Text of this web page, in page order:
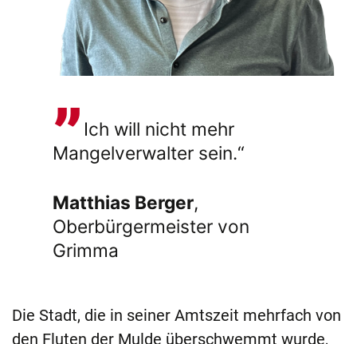
Ich will nicht mehr
Mangel­verwalter sein.“
Matthias Berger,
Oberbürgermeister von
Grimma
Die Stadt, die in seiner Amtszeit mehrfach von
den Fluten der Mulde überschwemmt wurde,